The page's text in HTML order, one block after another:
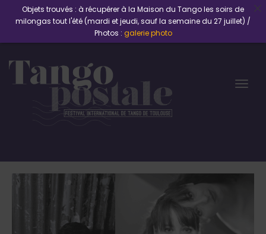
Objets trouvés : à récupérer à la Maison du Tango les soirs de
milongas tout l'été (mardi et jeudi, sauf la semaine du 27 juillet) /
Photos : galerie photo